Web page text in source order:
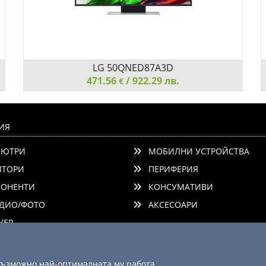
HDR 10, webOS 25 ThinQ, FreeSync Compatible, VRR,
Multi View, 4K Upscaling, WiFi 5, Voice Controll,
Сравни
LG 50QNED87A3D
471.56 € / 922.29 лв.
МОБИЛНИ УСТРОЙСТВА
ПЕРИФЕРИЯ
КОНСУМАТИВИ
ФОТО
АКСЕСОАРИ